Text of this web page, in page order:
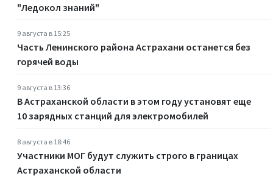
"Ледокол знаний"
9 августа в 15:25
Часть Ленинского района Астрахани останется без
горячей воды
9 августа в 13:36
В Астраханской области в этом году установят еще
10 зарядных станций для электромобилей
8 августа в 18:46
Участники МОГ будут служить строго в границах
Астраханской области